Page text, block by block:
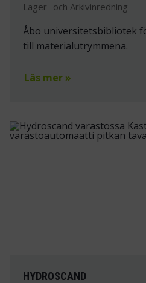
Lager- och Arkivinredning
Åbo universitetsbibliotek
till materialutrymmena.
Läs mer »
HYDROSCAND